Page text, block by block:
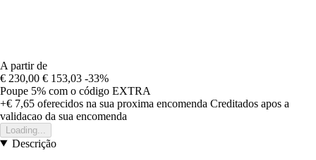
A partir de
€ 230,00 € 153,03 -33%
Poupe 5% com o código EXTRA
+€ 7,65 oferecidos na sua proxima encomenda Creditados apos a
validacao da sua encomenda
Loading...
Descrição